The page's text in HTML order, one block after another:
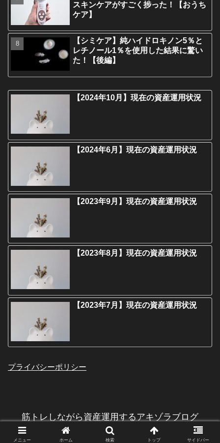
スキンケアがすごく捗った！【おうち
ケア】
【シミケア】純ハイドロキノン5％と
レチノール1％を使用した結果に驚い
た！【後編】
【2024年10月】現在の資産運用状況
【2024年6月】現在の資産運用状況
【2023年9月】現在の資産運用状況
【2023年8月】現在の資産運用状況
【2023年7月】現在の資産運用状況
プライバシーポリシー
筋トレしながら資産運用するアキゾラブログ
© 2019-2026 筋トレしながら資産運用するアキゾラブログ.
メニュー ホーム 検索 トップ サイドバー